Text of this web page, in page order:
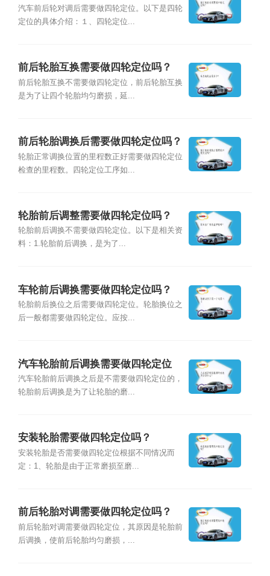
汽车前后轮对调后需要做四轮定位。以下是四轮
定位的具体介绍：１、四轮定位...
前后轮胎互换需要做四轮定位吗？
前后轮胎互换不需要做四轮定位，前后轮胎互换
是为了让四个轮胎均匀磨损，延...
前后轮胎调换后需要做四轮定位吗？
轮胎正常调换位置的里程数正好需要做四轮定位
检查的里程数。四轮定位工序如...
轮胎前后调整需要做四轮定位吗？
轮胎前后调换不需要做四轮定位。以下是相关资
料：1.轮胎前后调换，是为了...
车轮前后调换需要做四轮定位吗？
轮胎前后换位之后需要做四轮定位。轮胎换位之
后一般都需要做四轮定位。应按...
汽车轮胎前后调换需要做四轮定位
吗？
汽车轮胎前后调换之后是不需要做四轮定位的，
轮胎前后调换是为了让轮胎的磨...
安装轮胎需要做四轮定位吗？
安装轮胎是否需要做四轮定位根据不同情况而
定：1、轮胎是由于正常磨损至磨...
前后轮胎对调需要做四轮定位吗？
前后轮胎对调需要做四轮定位，其原因是轮胎前
后调换，使前后轮胎均匀磨损，...